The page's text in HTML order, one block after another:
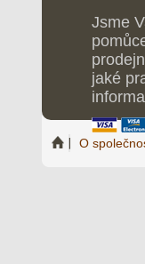
Jsme
jaké
O